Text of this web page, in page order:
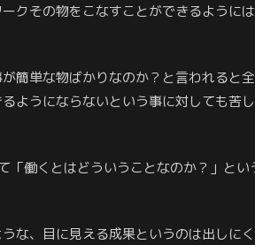
クその物をこなすことができるように
簡単な物ばかりなのか？と言われると
ようにならないという事に対しても苦
「働くとはどういうことなのか？」と
な、目に見える成果というのは出しに